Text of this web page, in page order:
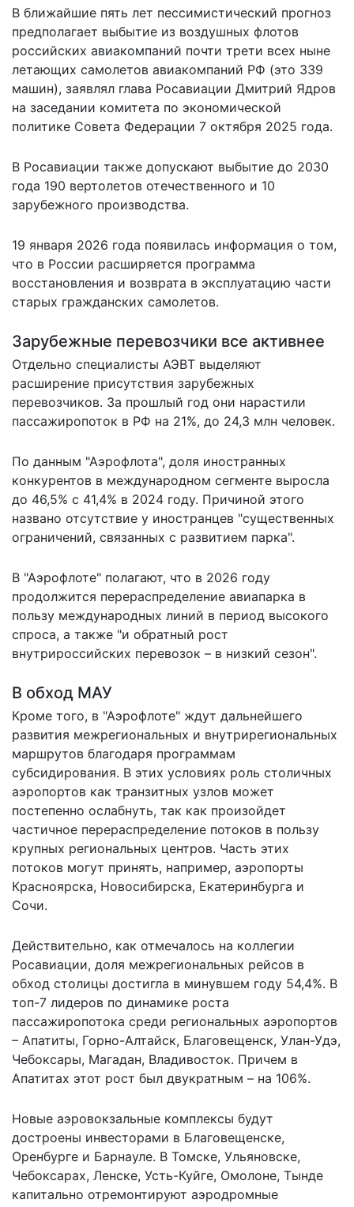
В ближайшие пять лет пессимистический прогноз
предполагает выбытие из воздушных флотов
российских авиакомпаний почти трети всех ныне
летающих самолетов авиакомпаний РФ (это 339
машин), заявлял глава Росавиации Дмитрий Ядров
на заседании комитета по экономической
политике Совета Федерации 7 октября 2025 года.
В Росавиации также допускают выбытие до 2030
года 190 вертолетов отечественного и 10
зарубежного производства.
19 января 2026 года появилась информация о том,
что в России расширяется программа
восстановления и возврата в эксплуатацию части
старых гражданских самолетов.
Зарубежные перевозчики все активнее
Отдельно специалисты АЭВТ выделяют
расширение присутствия зарубежных
перевозчиков. За прошлый год они нарастили
пассажиропоток в РФ на 21%, до 24,3 млн человек.
По данным "Аэрофлота", доля иностранных
конкурентов в международном сегменте выросла
до 46,5% с 41,4% в 2024 году. Причиной этого
названо отсутствие у иностранцев "существенных
ограничений, связанных с развитием парка".
В "Аэрофлоте" полагают, что в 2026 году
продолжится перераспределение авиапарка в
пользу международных линий в период высокого
спроса, а также "и обратный рост
внутрироссийских перевозок – в низкий сезон".
В обход МАУ
Кроме того, в "Аэрофлоте" ждут дальнейшего
развития межрегиональных и внутрирегиональных
маршрутов благодаря программам
субсидирования. В этих условиях роль столичных
аэропортов как транзитных узлов может
постепенно ослабнуть, так как произойдет
частичное перераспределение потоков в пользу
крупных региональных центров. Часть этих
потоков могут принять, например, аэропорты
Красноярска, Новосибирска, Екатеринбурга и
Сочи.
Действительно, как отмечалось на коллегии
Росавиации, доля межрегиональных рейсов в
обход столицы достигла в минувшем году 54,4%. В
топ-7 лидеров по динамике роста
пассажиропотока среди региональных аэропортов
– Апатиты, Горно-Алтайск, Благовещенск, Улан-Удэ,
Чебоксары, Магадан, Владивосток. Причем в
Апатитах этот рост был двукратным – на 106%.
Новые аэровокзальные комплексы будут
достроены инвесторами в Благовещенске,
Оренбурге и Барнауле. В Томске, Ульяновске,
Чебоксарах, Ленске, Усть-Куйге, Омолоне, Тынде
капитально отремонтируют аэродромные